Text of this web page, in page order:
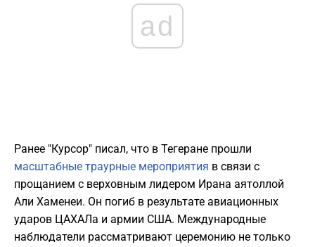
ad
Ранее "Курсор" писал, что в Тегеране прошли
масштабные траурные мероприятия в связи с
прощанием с верховным лидером Ирана аятоллой
Али Хаменеи. Он погиб в результате авиационных
ударов ЦАХАЛа и армии США. Международные
наблюдатели рассматривают церемонию не только